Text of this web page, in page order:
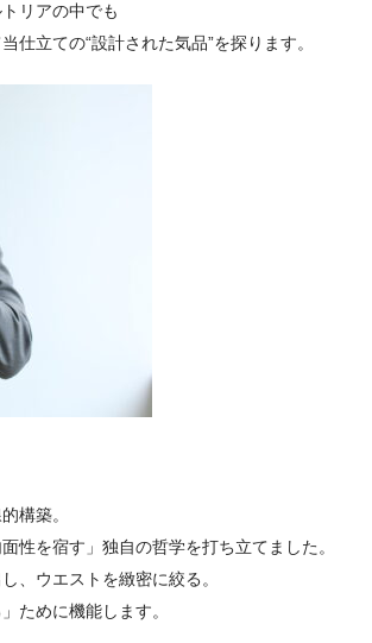
リアの中でも
仕立ての“設計された気品”を探ります。
構築。
性を宿す」独自の哲学を打ち立てました。
、ウエストを緻密に絞る。
ために機能します。